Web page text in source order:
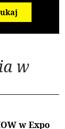
w
w Expo